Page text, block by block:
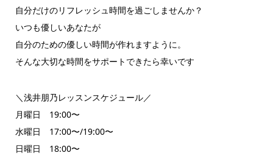
自分だけのリフレッシュ時間を過ごしませんか？
いつも優しいあなたが
自分のための優しい時間が作れますように。
そんな大切な時間をサポートできたら幸いです
＼浅井朋乃レッスンスケジュール／
月曜日 19:00〜
水曜日 17:00〜/19:00〜
日曜日 18:00〜